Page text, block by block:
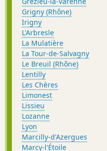
Grigny (Rhône)
Irigny
L'Arbresle
La Mulatière
La Tour-de-Salvagny
Le Breuil (Rhône)
Lentilly
Les Chères
Limonest
Lissieu
Lozanne
Lyon
Marcilly-d'Azergues
Marcy-l'Étoile